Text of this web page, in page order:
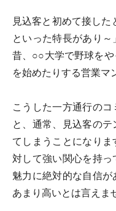
見込客と初めて接し
といった特長があり
昔、○○大学で野球を
を始めたりする営業マ
こうした一方通行の
と、通常、見込客の
てしまうことになり
対して強い関心を持
魅力に絶対的な自信
あまり高いとは言えま